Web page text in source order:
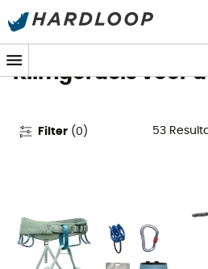
Zomeraanbiedingen 🔥 -5%
Klimgordels voor
Filter (0 ) 53